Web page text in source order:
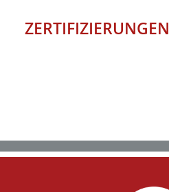
ZERTIFIZIERUNGEN